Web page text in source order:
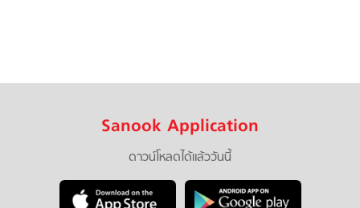
Sanook Application
ดาวน์โหลดได้แล้ววันนี้